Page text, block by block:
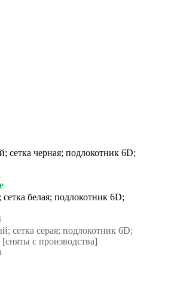
сетка черная; подлокотник 6D;
сетка белая; подлокотник 6D;
сетка серая; подлокотник 6D;
с производства]